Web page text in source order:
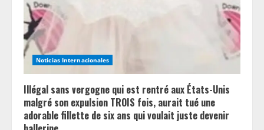
d
i
n
g
Noticias Internacionales
Illégal sans vergogne qui est rentré aux États-Unis
malgré son expulsion TROIS fois, aurait tué une
adorable fillette de six ans qui voulait juste devenir